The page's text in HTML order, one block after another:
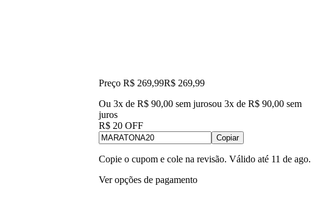
Preço R$ 269,99R$ 269,99
Ou 3x de R$ 90,00 sem jurosou 3x de R$ 90,00 sem
juros
R$ 20 OFF
Copiar
Copie o cupom e cole na revisão. Válido até 11 de ago.
Ver opções de pagamento